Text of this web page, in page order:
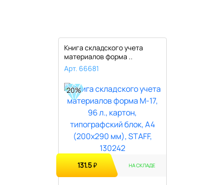
Книга складского учета
материалов форма ..
Арт. 66681
20%
131.5₽ НА СКЛАДЕ